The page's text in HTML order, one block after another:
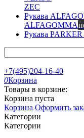
ZEC
ALFAGOMMA
+7(495)204-16-40
0Корзина
Товары в корзине:
Корзина пуста
Корзина Оформить
Категории
Категории